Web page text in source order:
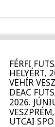
FÉRFI
HELYÉRT,
VEHÍR
DEAC
2026.
UTCAI